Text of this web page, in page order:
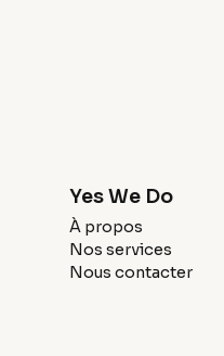
Yes We Do
À propos
Nos services
Nous contacter